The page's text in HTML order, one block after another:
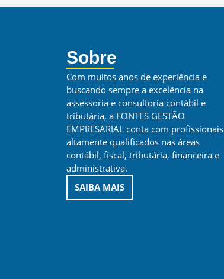
Sobre
Com muitos anos de experiência e
buscando sempre a excelência na
assessoria e consultoria contábil e
tributária, a FONTES GESTÃO
EMPRESARIAL conta com profissionais
altamente qualificados nas áreas
contábil, fiscal, tributária, financeira e
administrativa.
SAIBA MAIS